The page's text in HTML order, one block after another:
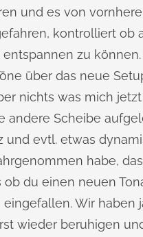
und es von
kontrolliert ob
zu
über das neue
nichts was mich
andere Scheibe
und evtl. etwas
habe,
ob du einen neuen
Wir
wieder beruhigen